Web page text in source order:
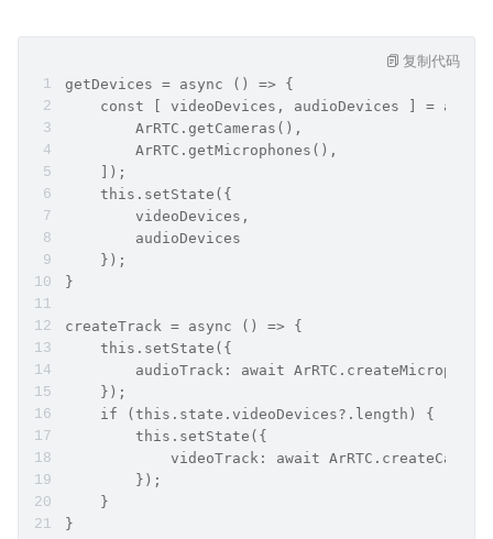
getDevices = async () => {
const [ videoDevices, audioDevices ] = await
        ArRTC.getCameras(),
        ArRTC.getMicrophones(),
    ]);
    this.setState({
        videoDevices,
        audioDevices
    });
}
createTrack = async () => {
    this.setState({
audioTrack: await
    });
    if (this.state.videoDevices?.length) {
        this.setState({
videoTrack: await
        });
    }
}
复制代码